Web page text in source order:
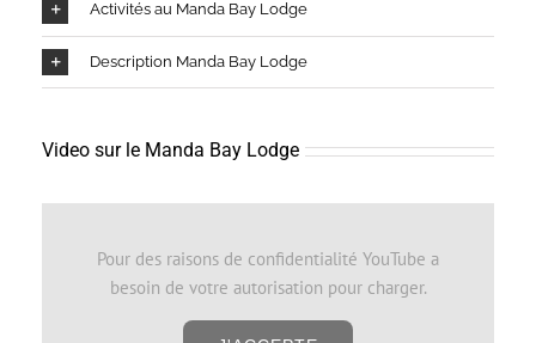
Activités au Manda Bay Lodge
Description Manda Bay Lodge
Video sur le Manda Bay Lodge
Pour des raisons de confidentialité YouTube a
besoin de votre autorisation pour charger.